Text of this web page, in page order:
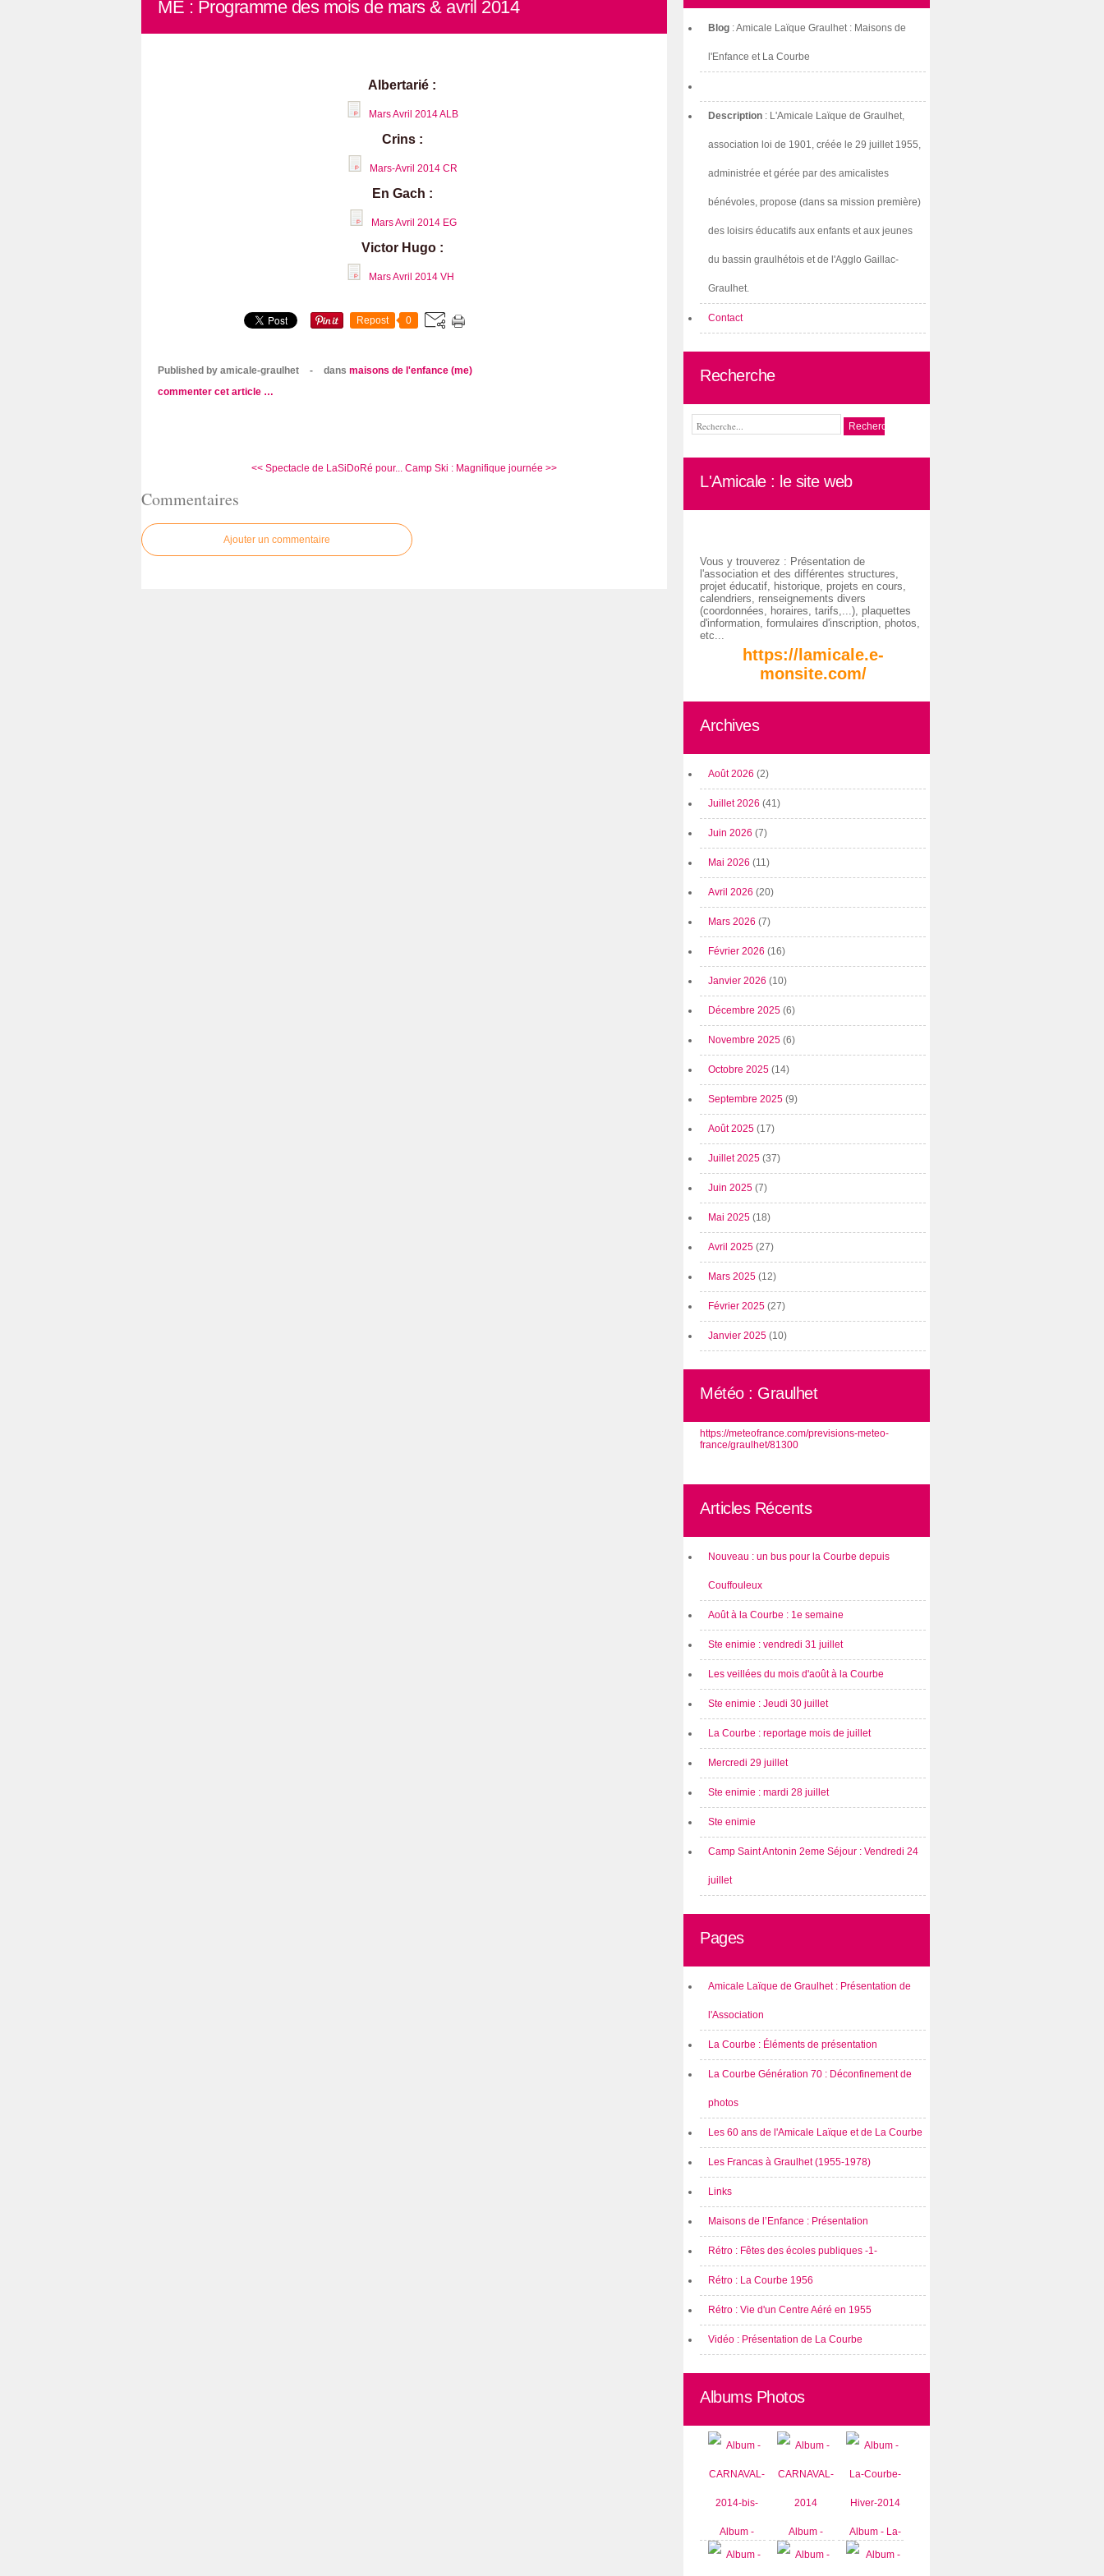
ME : Programme des mois de mars & avril 2014
Albertarié :
Mars Avril 2014 ALB
Crins :
Mars-Avril 2014 CR
En Gach :
Mars Avril 2014 EG
Victor Hugo :
Mars Avril 2014 VH
Repost 0
Published by amicale-graulhet - dans maisons de l'enfance (me)
commenter cet article …
<< Spectacle de LaSiDoRé pour... Camp Ski : Magnifique journée >>
Commentaires
Ajouter un commentaire
Blog : Amicale Laïque Graulhet : Maisons de
l'Enfance et La Courbe
Description : L'Amicale Laïque de Graulhet,
association loi de 1901, créée le 29 juillet 1955,
administrée et gérée par des amicalistes
bénévoles, propose (dans sa mission première)
des loisirs éducatifs aux enfants et aux jeunes
du bassin graulhétois et de l'Agglo Gaillac-
Graulhet.
Contact
Recherche
L'Amicale : le site web
Vous y trouverez : Présentation de
l'association et des différentes structures,
projet éducatif, historique, projets en cours,
calendriers, renseignements divers
(coordonnées, horaires, tarifs,...), plaquettes
d'information, formulaires d'inscription, photos,
etc...
https://lamicale.e-
monsite.com/
Archives
Août 2026 (2)
Juillet 2026 (41)
Juin 2026 (7)
Mai 2026 (11)
Avril 2026 (20)
Mars 2026 (7)
Février 2026 (16)
Janvier 2026 (10)
Décembre 2025 (6)
Novembre 2025 (6)
Octobre 2025 (14)
Septembre 2025 (9)
Août 2025 (17)
Juillet 2025 (37)
Juin 2025 (7)
Mai 2025 (18)
Avril 2025 (27)
Mars 2025 (12)
Février 2025 (27)
Janvier 2025 (10)
Météo : Graulhet
https://meteofrance.com/previsions-meteo-
france/graulhet/81300
Articles Récents
Nouveau : un bus pour la Courbe depuis
Couffouleux
Août à la Courbe : 1e semaine
Ste enimie : vendredi 31 juillet
Les veillées du mois d'août à la Courbe
Ste enimie : Jeudi 30 juillet
La Courbe : reportage mois de juillet
Mercredi 29 juillet
Ste enimie : mardi 28 juillet
Ste enimie
Camp Saint Antonin 2eme Séjour : Vendredi 24
juillet
Pages
Amicale Laïque de Graulhet : Présentation de
l'Association
La Courbe : Éléments de présentation
La Courbe Génération 70 : Déconfinement de
photos
Les 60 ans de l'Amicale Laïque et de La Courbe
Les Francas à Graulhet (1955-1978)
Links
Maisons de l’Enfance : Présentation
Rétro : Fêtes des écoles publiques -1-
Rétro : La Courbe 1956
Rétro : Vie d'un Centre Aéré en 1955
Vidéo : Présentation de La Courbe
Albums Photos
Album -
CARNAVAL-
Album -
CARNAVAL-
Album - La-
Courbe-